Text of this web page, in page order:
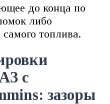
до конца по
либо
топлива.
с
зазоры